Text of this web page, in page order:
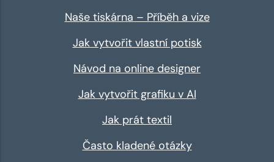
Naše tiskárna – Příběh a vize
Jak vytvořit vlastní potisk
Návod na online designer
Jak vytvořit grafiku v AI
Jak prát textil
Často kladené otázky